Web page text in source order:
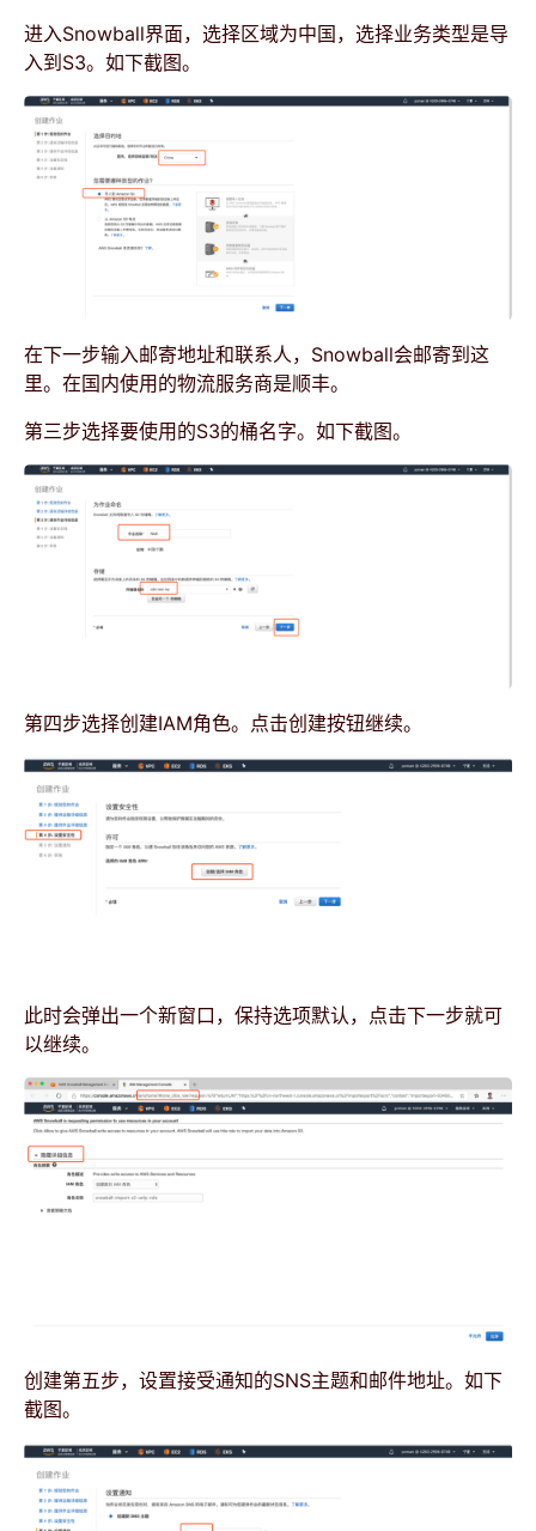
进入Snowball界面，选择区域为中国，选择业务类型是导
入到S3。如下截图。
在下一步输入邮寄地址和联系人，Snowball会邮寄到这
里。在国内使用的物流服务商是顺丰。
第三步选择要使用的S3的桶名字。如下截图。
第四步选择创建IAM角色。点击创建按钮继续。
此时会弹出一个新窗口，保持选项默认，点击下一步就可
以继续。
创建第五步，设置接受通知的SNS主题和邮件地址。如下
截图。